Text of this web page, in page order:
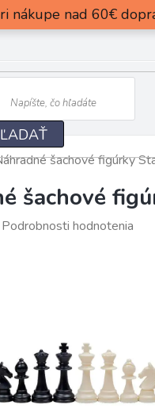
nákupe nad 60€
šachové figúrky
šachové
Podrobnosti hodnotenia